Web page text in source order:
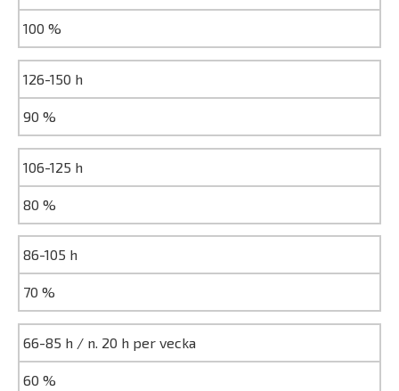
100 %
126-150 h
90 %
106-125 h
80 %
86-105 h
70 %
66-85 h / n. 20 h per vecka
60 %